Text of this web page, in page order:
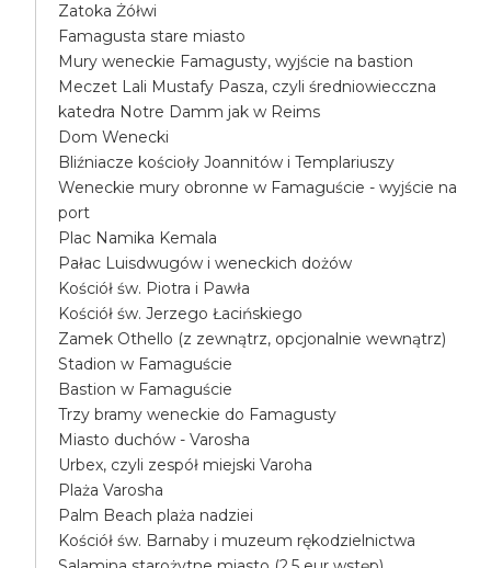
Zatoka Żółwi
Famagusta stare miasto
Mury weneckie Famagusty, wyjście na bastion
Meczet Lali Mustafy Pasza, czyli średniowiecczna
katedra Notre Damm jak w Reims
Dom Wenecki
Bliźniacze kościoły Joannitów i Templariuszy
Weneckie mury obronne w Famaguście - wyjście na
port
Plac Namika Kemala
Pałac Luisdwugów i weneckich dożów
Kościół św. Piotra i Pawła
Kościół św. Jerzego Łacińskiego
Zamek Othello (z zewnątrz, opcjonalnie wewnątrz)
Stadion w Famaguście
Bastion w Famaguście
Trzy bramy weneckie do Famagusty
Miasto duchów - Varosha
Urbex, czyli zespół miejski Varoha
Plaża Varosha
Palm Beach plaża nadziei
Kościół św. Barnaby i muzeum rękodzielnictwa